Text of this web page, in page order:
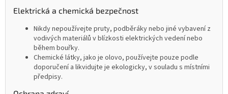
Elektrická a chemická bezpečnost
Nikdy nepoužívejte pruty, podběráky nebo jiné vybavení z
vodivých materiálů v blízkosti elektrických vedení nebo
během bouřky.
Chemické látky, jako je olovo, používejte pouze podle
doporučení a likvidujte je ekologicky, v souladu s místními
předpisy.